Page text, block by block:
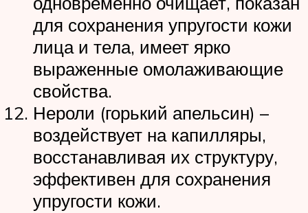
для сохранения упругости кожи
лица и тела, имеет ярко
выраженные омолаживающие
свойства.
Нероли (горький апельсин) –
воздействует на капилляры,
восстанавливая их структуру,
эффективен для сохранения
упругости кожи.